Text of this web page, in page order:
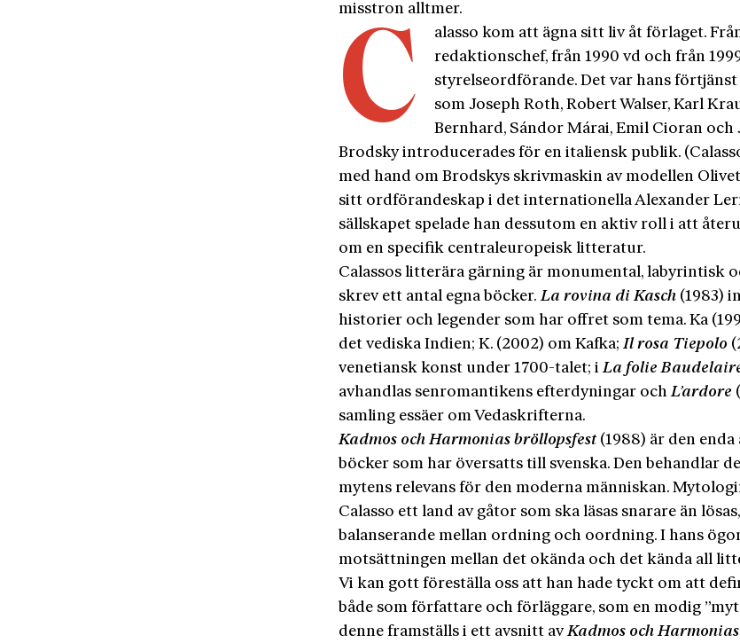
misstron alltmer.
C
alasso kom att ägna sitt liv åt förlaget.
redaktionschef, från 1990 vd och från
styrelseordförande. Det var hans
som Joseph Roth, Robert Walser, Karl
Bernhard, Sándor Márai, Emil Cioran och
Brodsky introducerades för en italiensk publik.
med hand om Brodskys skrivmaskin av modellen
sitt ordförandeskap i det internationella Alexander
sällskapet spelade han dessutom en aktiv roll i att
om en specifik centraleuropeisk litteratur.
Calassos litterära gärning är monumental, labyrintisk
skrev ett antal egna böcker.La rovina di Kasch (1983)
historier och legender som har offret som tema. Ka
det vediska Indien; K. (2002) om Kafka;Il rosa Tiepolo
venetiansk konst under 1700-talet; iLa folie
avhandlas senromantikens efterdyningar ochL’ardore
samling essäer om Vedaskrifterna.
Kadmos och Harmonias bröllopsfest(1988) är den enda
böcker som har översatts till svenska. Den behandlar
mytens relevans för den moderna människan.
Calasso ett land av gåtor som ska läsas snarare än
balanserande mellan ordning och oordning. I hans
motsättningen mellan det okända och det kända all
Vi kan gott föreställa oss att han hade tyckt om att
både som författare och förläggare, som en modig
denne framställs i ett avsnitt avKadmos och